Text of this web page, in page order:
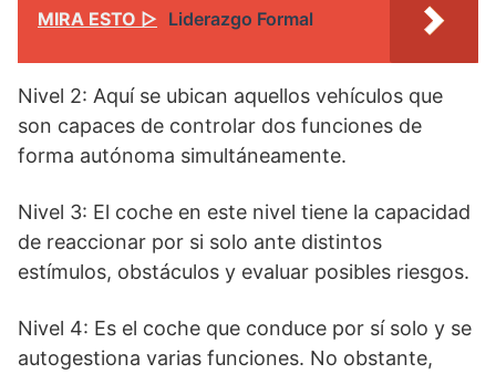
MIRA ESTO ▷ Liderazgo Formal
Nivel 2: Aquí se ubican aquellos vehículos que
son capaces de controlar dos funciones de
forma autónoma simultáneamente.
Nivel 3: El coche en este nivel tiene la capacidad
de reaccionar por si solo ante distintos
estímulos, obstáculos y evaluar posibles riesgos.
Nivel 4: Es el coche que conduce por sí solo y se
autogestiona varias funciones. No obstante,